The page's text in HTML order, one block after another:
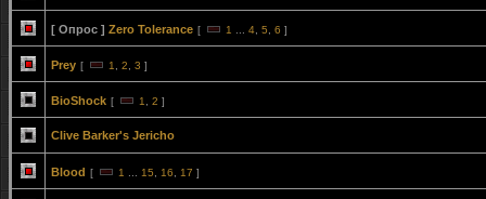
[ Опрос ] Zero Tolerance [ 1 4 5 6 ]
Prey [ 1 2 3 ]
BioShock [ 1 2 ]
Clive Barker's Jericho
Blood [ 1 15 16 17 ]